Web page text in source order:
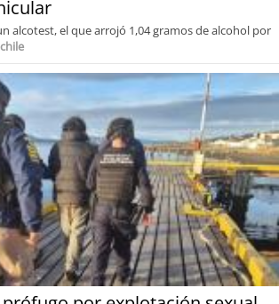
alcotest, el que arrojó 1,04 gramos de alcohol por
chile